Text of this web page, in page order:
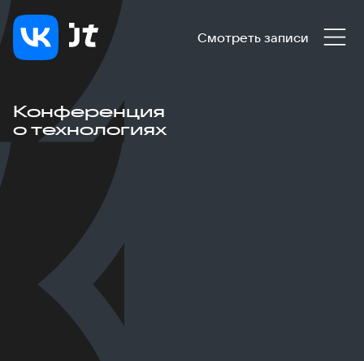
Смотреть записи
Конференция
о технологиях